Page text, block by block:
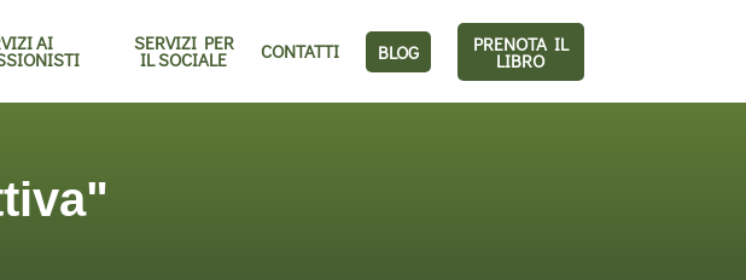
AI SERVIZI PER
IL SOCIALE CONTATTI BLOG PRENOTA IL
LIBRO